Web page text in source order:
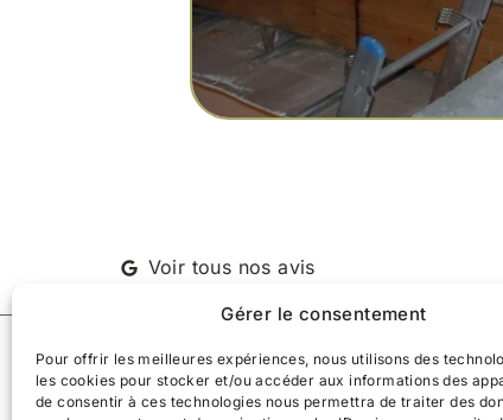
Gérer le consentement
Pour offrir les meilleures expériences, nous utilisons des
les cookies pour stocker et/ou accéder aux informations des
de consentir à ces technologies nous permettra de traiter des
Voir tous nos avis
Qui
Le